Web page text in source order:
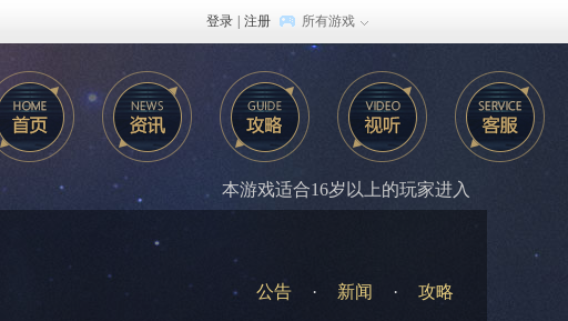
登录 注册 所有游戏
本游戏适合16岁以上的玩家进入
攻略
新闻 ·
公告 ·